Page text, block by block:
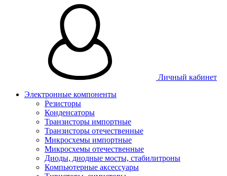
Личный кабинет
Электронные компоненты
Резисторы
Конденсаторы
Транзисторы импортные
Транзисторы отечественные
Микросхемы импортные
Микросхемы отечественные
Диоды, диодные мосты, стабилитроны
Компьютерные аксессуары